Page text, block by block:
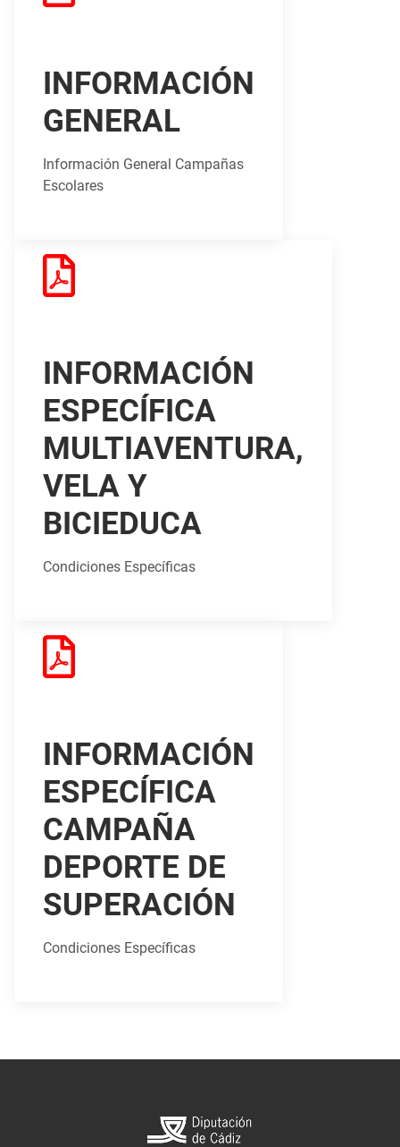
INFORMACIÓN
GENERAL
Información General Campañas
Escolares
INFORMACIÓN
ESPECÍFICA
MULTIAVENTURA,
VELA Y
BICIEDUCA
Condiciones Específicas
INFORMACIÓN
ESPECÍFICA
CAMPAÑA
DEPORTE DE
SUPERACIÓN
Condiciones Específicas